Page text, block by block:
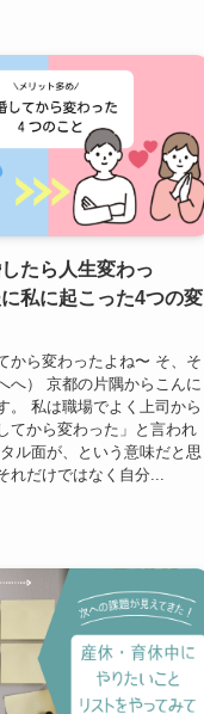
したら人生変わっ
私に起こった4つの変
から変わったよね〜 そ、そ
へ） 京都の片隅からこんに
。 私は職場でよく上司から
てから変わった」と言われ
ル面が、という意味だと思
れだけではなく自分...